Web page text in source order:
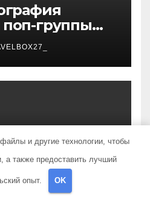
поп-группы
музыка
—
его
и
и другие технологии, чтобы
а также предоставить лучший
опыт. OK